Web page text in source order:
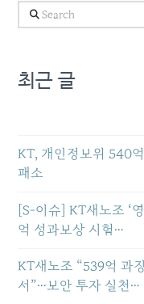
Search
최근 글
KT, 개인정보위 540
패소
[S-이슈] KT새노조 ‘
억 성과보상 시험…
KT새노조 “539억 과
서”…보안 투자 실천…